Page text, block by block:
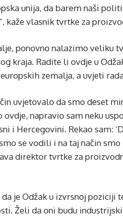
unija, da barem naši
kaže vlasnik tvrtke za
ponovno nalazimo veliku
kraja. Radite li ovdje u
zemalja, a uvjeti
uvjetovalo da smo deset
ovdje, napravio sam neku
i Hercegovini. Rekao sam:
se vodili i na taj način
direktor tvrtke za
je Odžak u izvrsnoj poziciji
Želi da oni budu industrijski